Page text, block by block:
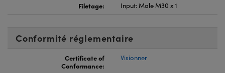
Filetage: Input: Male M30 x 1
Conformité réglementaire
Certificate of
Conformance:
Visionner